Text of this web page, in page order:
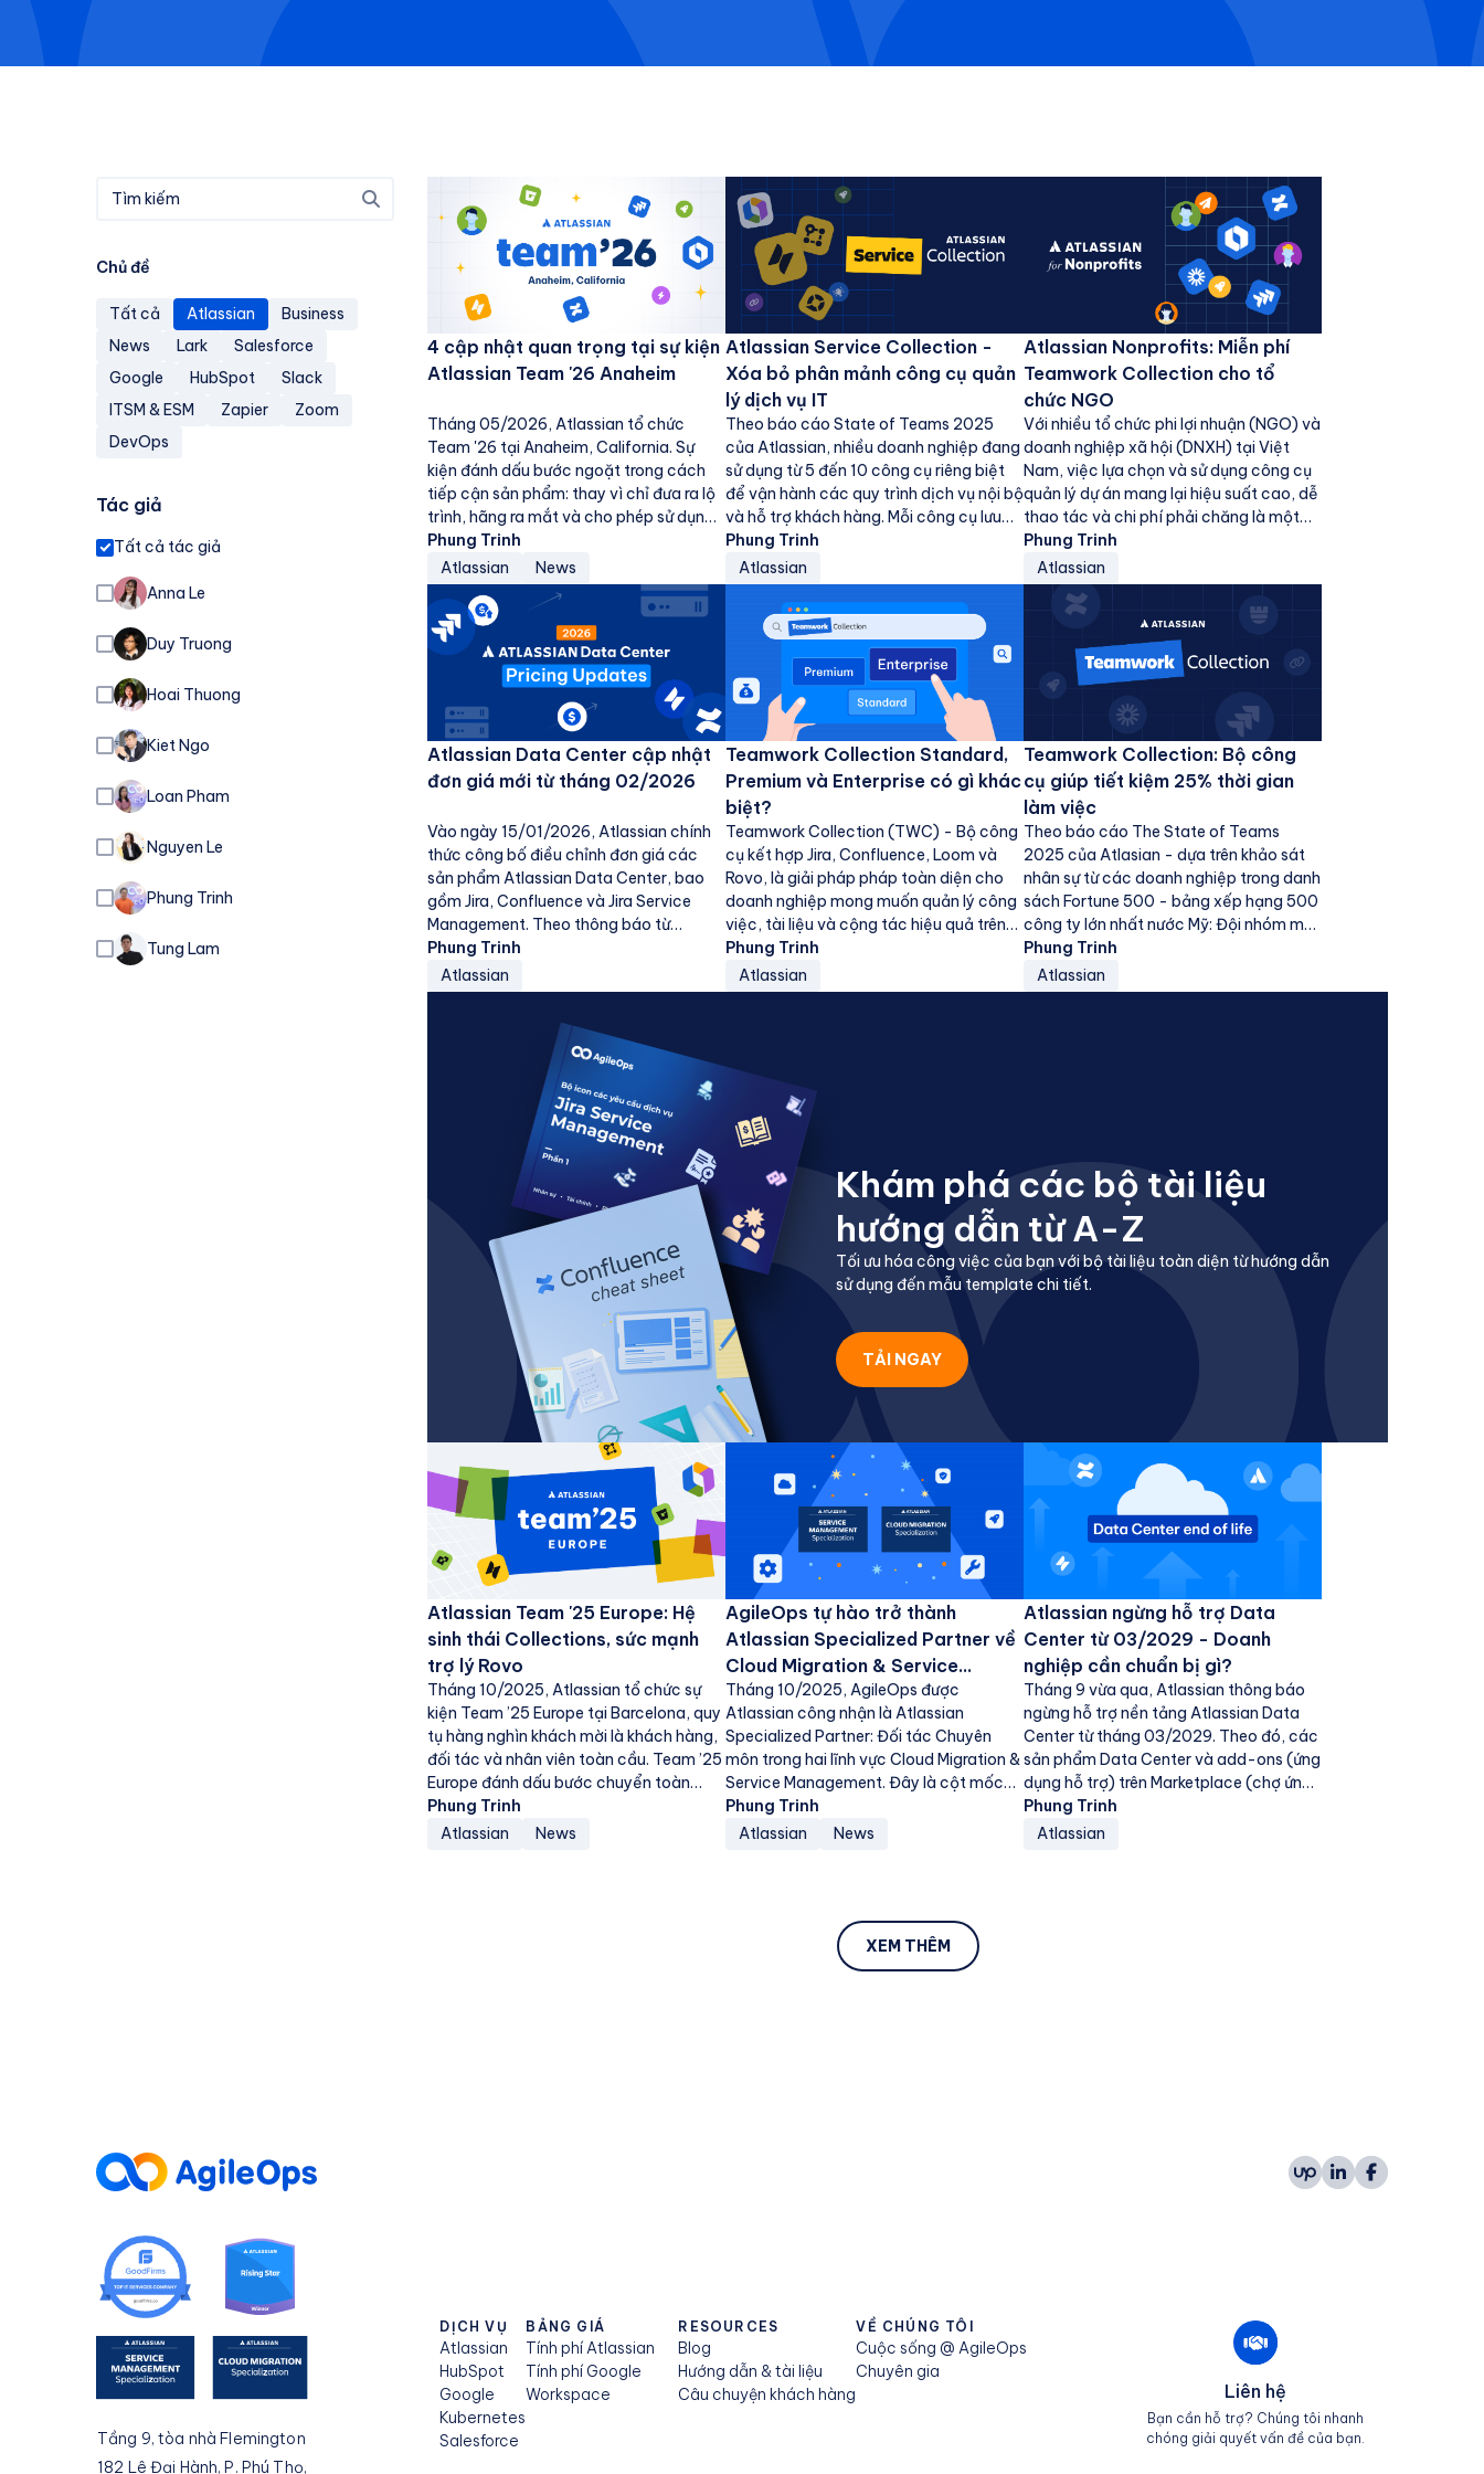
Chủ đề
Tất cả Atlassian
Business
News
Lark
Salesforce
Google
HubSpot
Slack
ITSM & ESM
Zapier
Zoom
DevOps
Tác giả
Tất cả tác giả
Anna Le
Duy Truong
Hoai Thuong
Kiet Ngo
Loan Pham
Nguyen Le
Phung Trinh
Tung Lam
4 cập nhật quan trọng tại sự kiện
Atlassian Team '26 Anaheim
Tháng 05/2026, Atlassian tổ chức
Team '26 tại Anaheim, California. Sự
kiện đánh dấu bước ngoặt trong cách
tiếp cận sản phẩm: thay vì chỉ đưa ra lộ
trình, hãng ra mắt và cho phép sử dụng
thực tế hàng...
Phung Trinh
Atlassian
News
Atlassian Service Collection -
Xóa bỏ phân mảnh công cụ quản
lý dịch vụ IT
Theo báo cáo State of Teams 2025
của Atlassian, nhiều doanh nghiệp đang
sử dụng từ 5 đến 10 công cụ riêng biệt
để vận hành các quy trình dịch vụ nội bộ
và hỗ trợ khách hàng. Mỗi công cụ lưu
trữ dữ...
Phung Trinh
Atlassian
Atlassian Nonprofits: Miễn phí
Teamwork Collection cho tổ
chức NGO
Với nhiều tổ chức phi lợi nhuận (NGO) và
doanh nghiệp xã hội (DNXH) tại Việt
Nam, việc lựa chọn và sử dụng công cụ
quản lý dự án mang lại hiệu suất cao, dễ
thao tác và chi phí phải chăng là một
bài...
Phung Trinh
Atlassian
Atlassian Data Center cập nhật
đơn giá mới từ tháng 02/2026
Vào ngày 15/01/2026, Atlassian chính
thức công bố điều chỉnh đơn giá các
sản phẩm Atlassian Data Center, bao
gồm Jira, Confluence và Jira Service
Management. Theo thông báo từ
Atlassian, mức giá mới...
Phung Trinh
Atlassian
Teamwork Collection Standard,
Premium và Enterprise có gì khác
biệt?
Teamwork Collection (TWC) - Bộ công
cụ kết hợp Jira, Confluence, Loom và
Rovo, là giải pháp pháp toàn diện cho
doanh nghiệp mong muốn quản lý công
việc, tài liệu và cộng tác hiệu quả trên
cùng một...
Phung Trinh
Atlassian
Teamwork Collection: Bộ công
cụ giúp tiết kiệm 25% thời gian
làm việc
Theo báo cáo The State of Teams
2025 của Atlasian - dựa trên khảo sát
nhân sự từ các doanh nghiệp trong danh
sách Fortune 500 - bảng xếp hạng 500
công ty lớn nhất nước Mỹ: Đội nhóm mất
gần 2.4 triệu...
Phung Trinh
Atlassian
Khám phá các bộ tài liệu
hướng dẫn từ A-Z
Tối ưu hóa công việc của bạn với bộ tài liệu toàn diện từ hướng dẫn
sử dụng đến mẫu template chi tiết.
TẢI NGAY
Atlassian Team '25 Europe: Hệ
sinh thái Collections, sức mạnh
trợ lý Rovo
Tháng 10/2025, Atlassian tổ chức sự
kiện Team ’25 Europe tại Barcelona, quy
tụ hàng nghìn khách mời là khách hàng,
đối tác và nhân viên toàn cầu. Team ’25
Europe đánh dấu bước chuyển toàn
diện:...
Phung Trinh
Atlassian
News
AgileOps tự hào trở thành
Atlassian Specialized Partner về
Cloud Migration & Service
Management
Tháng 10/2025, AgileOps được
Atlassian công nhận là Atlassian
Specialized Partner: Đối tác Chuyên
môn trong hai lĩnh vực Cloud Migration &
Service Management. Đây là cột mốc
quan trọng, khẳng định...
Phung Trinh
Atlassian
News
Atlassian ngừng hỗ trợ Data
Center từ 03/2029 - Doanh
nghiệp cần chuẩn bị gì?
Tháng 9 vừa qua, Atlassian thông báo
ngừng hỗ trợ nền tảng Atlassian Data
Center từ tháng 03/2029. Theo đó, các
sản phẩm Data Center và add-ons (ứng
dụng hỗ trợ) trên Marketplace (chợ ứng
dụng) bị vô...
Phung Trinh
Atlassian
XEM THÊM
Tầng 9, tòa nhà Flemington
182 Lê Đại Hành, P. Phú Thọ,
DỊCH VỤ
Atlassian
HubSpot
Google
Kubernetes
Salesforce
BẢNG GIÁ
Tính phí Atlassian
Tính phí Google
Workspace
RESOURCES
Blog
Hướng dẫn & tài liệu
Câu chuyện khách hàng
VỀ CHÚNG TÔI
Cuộc sống @ AgileOps
Chuyên gia
Liên hệ
Bạn cần hỗ trợ? Chúng tôi nhanh
chóng giải quyết vấn đề của bạn.